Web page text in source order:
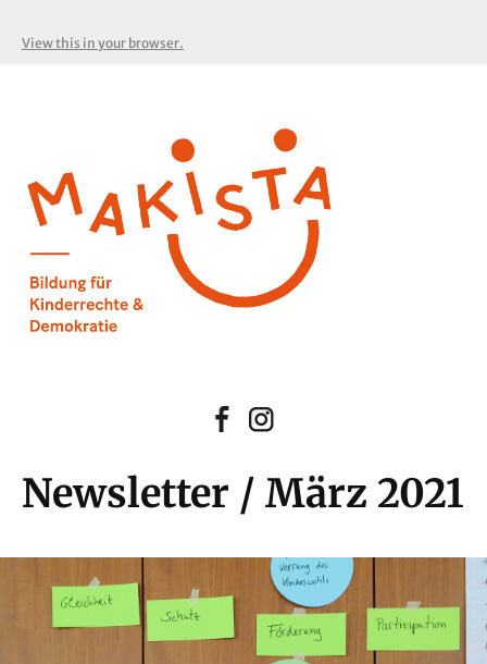
View this in your browser.
Newsletter / März 2021